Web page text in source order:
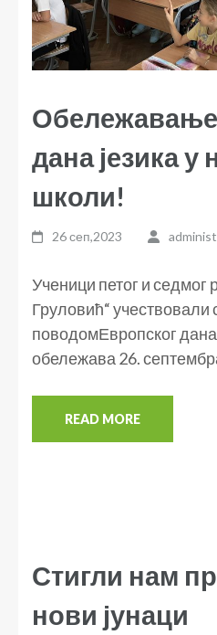
дана језика у
школи!
26 сеп,2023
Ученици петог и
Груловић“ учествовали
поводомЕвропског дана
обележава 26.
READ MORE
Стигли нам
нови јунаци